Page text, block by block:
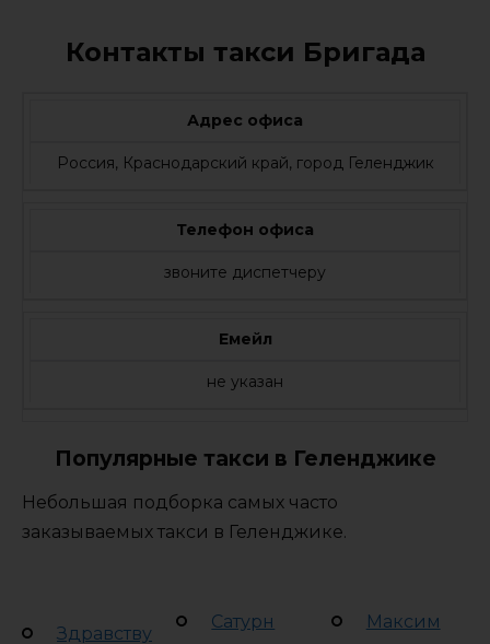
Контакты такси Бригада
Адрес офиса
Россия, Краснодарский край, город Геленджик
Телефон офиса
звоните диспетчеру
Емейл
не указан
Популярные такси в Геленджике
Небольшая подборка самых часто
заказываемых такси в Геленджике.
Здравству
Сатурн Максим